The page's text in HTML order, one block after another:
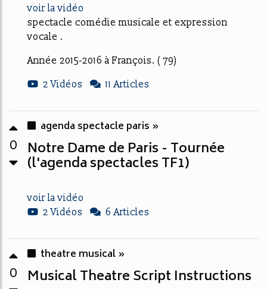
voir la vidéo
spectacle comédie musicale et expression
vocale .
Année 2015-2016 à François. ( 79)
2 Vidéos
11 Articles
0
agenda spectacle paris »
Notre Dame de Paris - Tournée
(l'agenda spectacles TF1)
voir la vidéo
2 Vidéos
6 Articles
0
theatre musical »
Musical Theatre Script Instructions